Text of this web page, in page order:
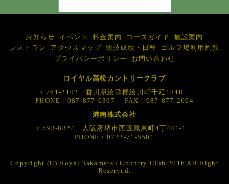
お知らせ イベント 料金案内 コースガイド
施設案内
レストラン
アクセスマップ 競技成績・日程
ゴルフ場利用約款
プライバシーポリシー
お問い合わせ
ロイヤル高松カントリークラブ
〒761-2102 香川県綾歌郡綾川町千疋1848
PHONE：087-877-0307 FAX：087-877-2604
港南株式会社
〒593-8324 大阪府堺市西区鳳東町4丁401-1
PHONE：0722-71-5501
Copyright (C) Royal Takamatsu Country Club 2016 Aii Right
Reserved.